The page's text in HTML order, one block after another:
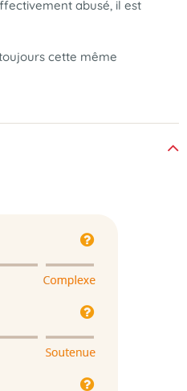
abusé, il est
cette même